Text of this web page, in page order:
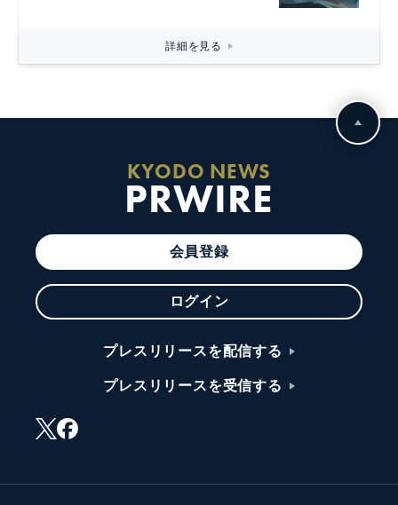
詳細を見る
KYODO NEWS
PRWIRE
会員登録
ログイン
プレスリリースを配信する
プレスリリースを受信する